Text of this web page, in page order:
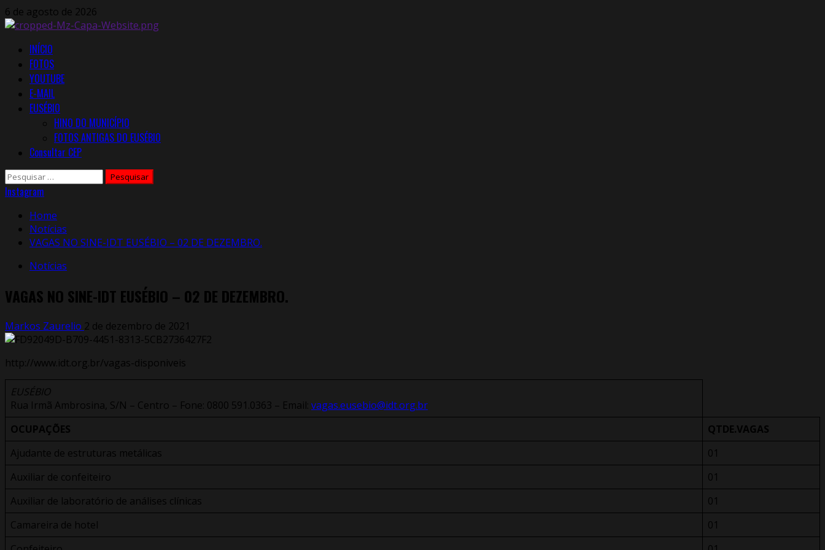
Skip
to
6 de agosto de 2026
Primary
Menu
INÍCIO
FOTOS
YOUTUBE
E-MAIL
EUSÉBIO
HINO DO MUNICÍPIO
FOTOS ANTIGAS DO EUSÉBIO
Consultar CEP
Pesquisar
por:
Instagram
Home
Notícias
VAGAS NO SINE-IDT EUSÉBIO – 02 DE DEZEMBRO.
Notícias
VAGAS NO SINE-IDT EUSÉBIO – 02 DE DEZEMBRO.
Markos Zaurelio 2 de dezembro de 2021
http://www.idt.org.br/vagas-disponiveis
EUSÉBIO
Rua Irmã Ambrosina, S/N – Centro – Fone: 0800 591.0363 – Email: vagas.eusebio@idt.org.br
OCUPAÇÕES
QTDE.VAGAS
Ajudante de estruturas metálicas
01
Auxiliar de confeiteiro
01
Auxiliar de laboratório de análises clínicas
01
Camareira de hotel
01